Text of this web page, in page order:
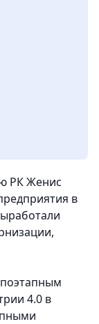
РК Женис
в
4.0 в